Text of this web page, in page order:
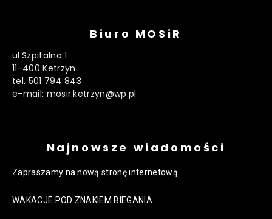
Biuro MOSiR
ul.Szpitalna 1
11-400 Ketrzyn
tel. 501 794 843
e-mail: mosir.ketrzyn@wp.pl
Najnowsze wiadomości
Zapraszamy na nową stronę internetową
WAKACJE POD ZNAKIEM BIEGANIA